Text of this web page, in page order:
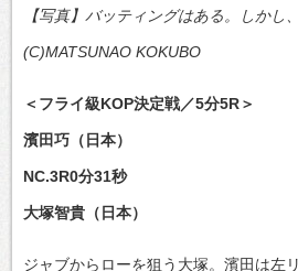
【写真】バッティングはある。しか
(C)MATSUNAO KOKUBO
＜フライ級KOP決定戦／5分5R＞
濱田巧（日本）
NC.3R0分31秒
大塚智貴（日本）
ジャブからローを狙う大塚。濱田は左